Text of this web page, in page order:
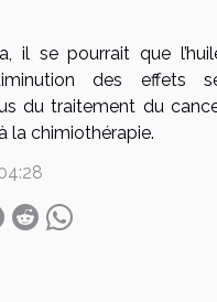
il se pourrait que
des effets
du traitement du
la chimiothérapie.